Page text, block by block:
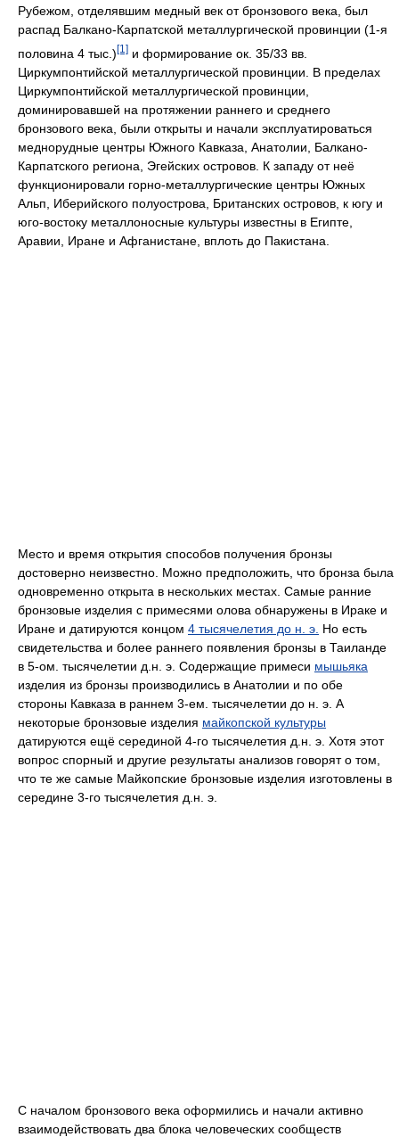
Рубежом, отделявшим медный век от бронзового века, был
распад Балкано-Карпатской металлургической провинции (1-я
половина 4 тыс.)[1] и формирование ок. 35/33 вв.
Циркумпонтийской металлургической провинции. В пределах
Циркумпонтийской металлургической провинции,
доминировавшей на протяжении раннего и среднего
бронзового века, были открыты и начали эксплуатироваться
меднорудные центры Южного Кавказа, Анатолии, Балкано-
Карпатского региона, Эгейских островов. К западу от неё
функционировали горно-металлургические центры Южных
Альп, Иберийского полуострова, Британских островов, к югу и
юго-востоку металлоносные культуры известны в Египте,
Аравии, Иране и Афганистане, вплоть до Пакистана.
Место и время открытия способов получения бронзы
достоверно неизвестно. Можно предположить, что бронза была
одновременно открыта в нескольких местах. Самые ранние
бронзовые изделия с примесями олова обнаружены в Ираке и
Иране и датируются концом 4 тысячелетия до н. э. Но есть
свидетельства и более раннего появления бронзы в Таиланде
в 5-ом. тысячелетии д.н. э. Содержащие примеси мышьяка
изделия из бронзы производились в Анатолии и по обе
стороны Кавказа в раннем 3-ем. тысячелетии до н. э. А
некоторые бронзовые изделия майкопской культуры
датируются ещё серединой 4-го тысячелетия д.н. э. Хотя этот
вопрос спорный и другие результаты анализов говорят о том,
что те же самые Майкопские бронзовые изделия изготовлены в
середине 3-го тысячелетия д.н. э.
С началом бронзового века оформились и начали активно
взаимодействовать два блока человеческих сообществ